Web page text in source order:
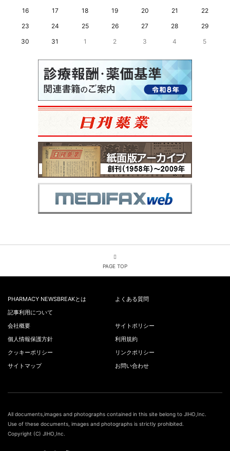
16
17 18 19 20 21
22
23
24 25 26 27 28
29
30
31 1 2 3 4 5
PAGE TOP
PHARMACY NEWSBREAKとは
よくある質問
記事利用について
会社概要
サイトポリシー
個人情報保護方針
利用規約
クッキーポリシー
リンクポリシー
サイトマップ
お問い合わせ
All documents,images and photographs contained in this site belong to JIHO,Inc.
Use of these documents, images and photographs is strictly prohibited.
Copyright (C) JIHO,Inc.